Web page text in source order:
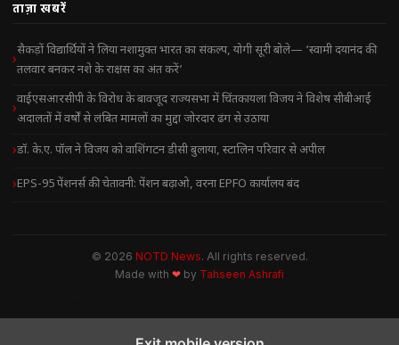
ताज़ा खबरें
सैकड़ों विद्यार्थियों ने लिया नशामुक्त भारत का संकल्प, योगी सूरी बोले— ‘स्वामी दयानंद की
तलवार बनकर नशे के राक्षस का अंत करें’
वाईएसआरसीपी के विरोध के बावजूद राज्यसभा में चिंतकायला विजय ने विशेष सीबीआई
अदालतों में वर्षों से लंबित मामलों का मुद्दा जोरदार ढंग से उठाया
डॉ. के.ए. पॉल ने विजय को वाशिंगटन डीसी बुलाया, स्टालिन परिवार से अपील
EPS-95 पेंशनर्स की चेतावनी: पेंशन बढ़ाओ, वरना EPFO कार्यालय बंद
© 2026 NOTD News. All rights reserved.
Made with ❤ by Tahseen Ashrafi